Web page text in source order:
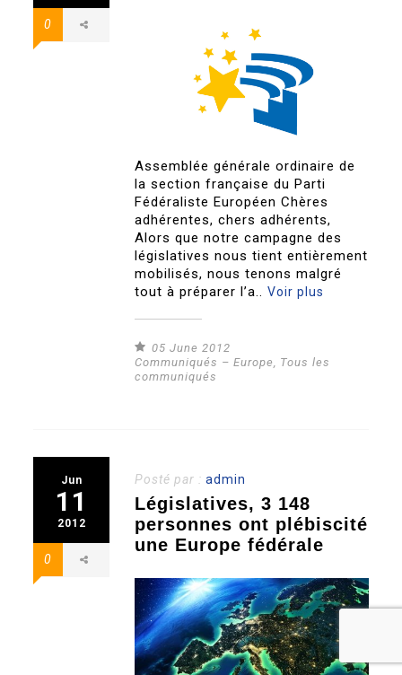
0
Assemblée générale ordinaire de
la section française du Parti
Fédéraliste Européen Chères
adhérentes, chers adhérents,
Alors que notre campagne des
législatives nous tient entièrement
mobilisés, nous tenons malgré
tout à préparer l’a..Voir plus
05 June 2012
Communiqués – Europe
Tous les
communiqués
Jun
11
2012
0
Posté par :admin
Législatives, 3 148
personnes ont plébiscité
une Europe fédérale